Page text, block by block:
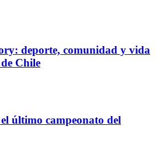
deporte, comunidad y vida
Chile
último campeonato del